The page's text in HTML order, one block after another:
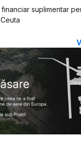
suplimentar